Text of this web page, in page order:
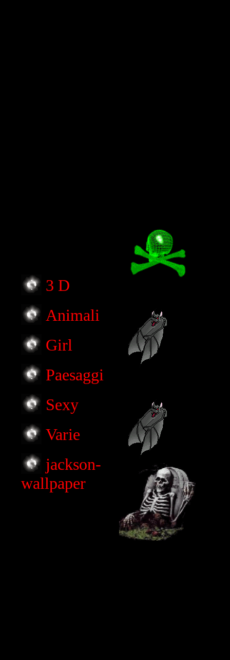
3 D
Animali
Girl
Paesaggi
Sexy
Varie
jackson-
wallpaper